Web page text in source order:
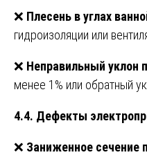
❌ Плесень в углах
гидроизоляции или
❌ Неправильный уклон
менее 1% или обратный
4.4. Дефекты
❌ Заниженное сечение